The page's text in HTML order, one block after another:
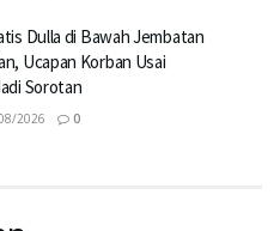
Dulla di Bawah Jembatan
Ucapan Korban Usai
Sorotan
2026 0